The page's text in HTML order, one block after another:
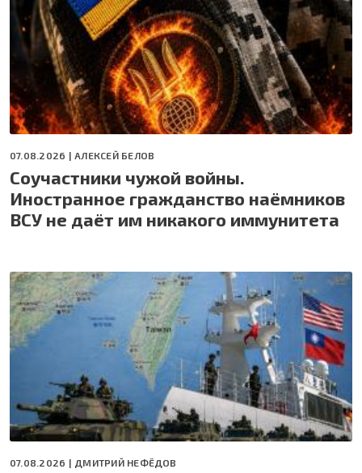
07.08.2026 |АЛЕКСЕЙ БЕЛОВ
Соучастники чужой войны.
Иностранное гражданство наёмников
ВСУ не даёт им никакого иммунитета
07.08.2026 | ДМИТРИЙ НЕФЁДОВ